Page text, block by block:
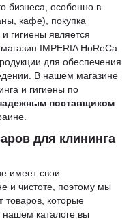
бизнеса, особенно в
кафе), покупка
гигиены является
IMPERIA HoReCa
для обеспечения
В нашем магазине
и гигиены по
поставщиком
для клининга
имеет свои
и чистоте, поэтому мы
товаров, которые
нашем каталоге вы